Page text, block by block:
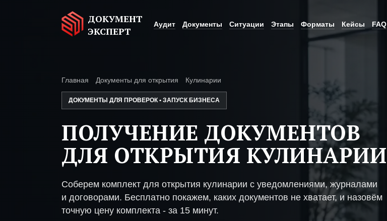
ДОКУМЕНТ
ЭКСПЕРТ
Аудит Документы Ситуации Этапы Форматы Кейсы FAQ
Главная Документы для открытия Кулинарии
ДОКУМЕНТЫ ДЛЯ ПРОВЕРОК • ЗАПУСК БИЗНЕСА
ПОЛУЧЕНИЕ ДОКУМЕНТОВ
ДЛЯ ОТКРЫТИЯ КУЛИНАРИИ
Соберем комплект для открытия кулинарии с уведомлениями, журналами
и договорами. Бесплатно покажем, каких документов не хватает, и назовём
точную цену комплекта - за 15 минут.